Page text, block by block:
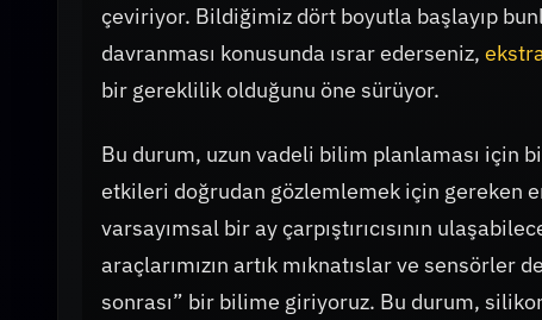
çeviriyor. Bildiğimiz dört boyutla başlayıp
davranması konusunda ısrar ederseniz,
bir gereklilik olduğunu öne sürüyor.
Bu durum, uzun vadeli bilim planlaması için
etkileri doğrudan gözlemlemek için gereken
varsayımsal bir ay çarpıştırıcısının
araçlarımızın artık mıknatıslar ve sensörler
sonrası” bir bilime giriyoruz. Bu durum,